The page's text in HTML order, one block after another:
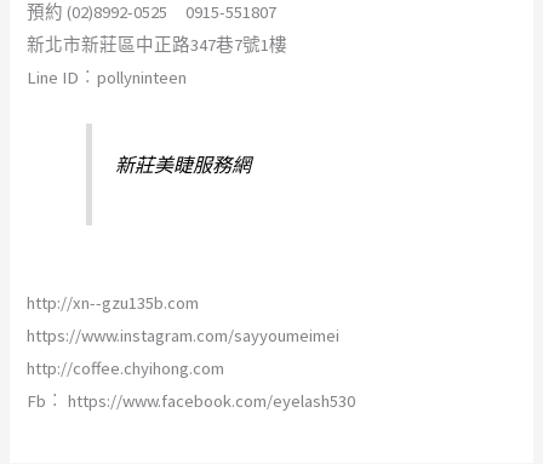
預約 (02)8992-0525 0915-551807
新北市新莊區中正路347巷7號1樓
Line ID︰pollyninteen
新莊美睫服務網
http://xn--gzu135b.com
https://www.instagram.com/sayyoumeimei
http://coffee.chyihong.com
Fb︰ https://www.facebook.com/eyelash530